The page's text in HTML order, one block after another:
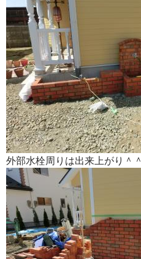
外部水栓周りは出来上がり＾＾